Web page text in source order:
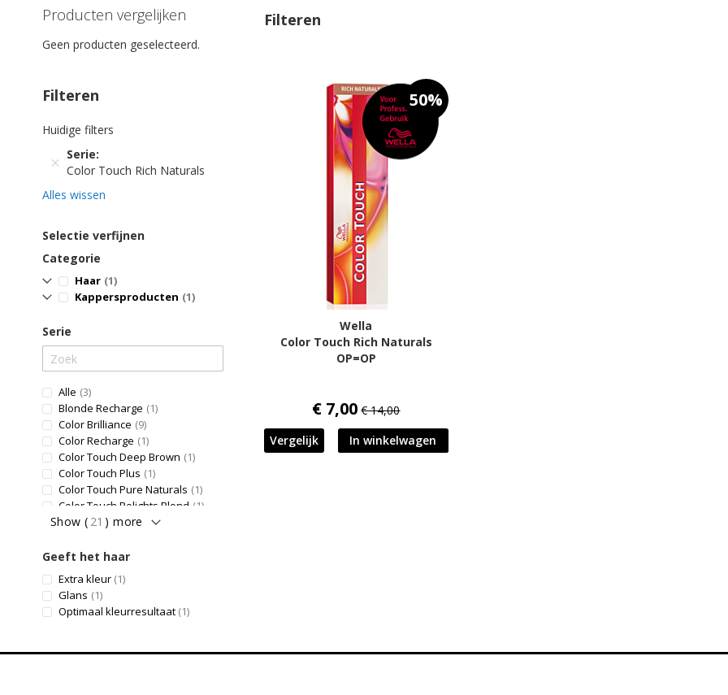
Filteren
50%
Wella
Color Touch Rich Naturals
OP=OP
€ 7,00 € 14,00
In winkelwagen
Vergelijk
Producten vergelijken
Geen producten geselecteerd.
Filteren
Huidige filters
Serie
Color Touch Rich Naturals
Alles wissen
Selectie verfijnen
Categorie
Haar 1product
Kappersproducten 1product
Serie
Alle 3producten
Blonde Recharge
1product
Color Brilliance 9producten
Color Recharge
1product
Color Touch Deep Brown
1product
Color Touch Plus
1product
Color Touch Pure Naturals
1product
Color Touch Relights Blond
1product
Show ( 21 ) more
Geeft het haar
Extra kleur 1product
Glans
1product
Optimaal kleurresultaat 1product